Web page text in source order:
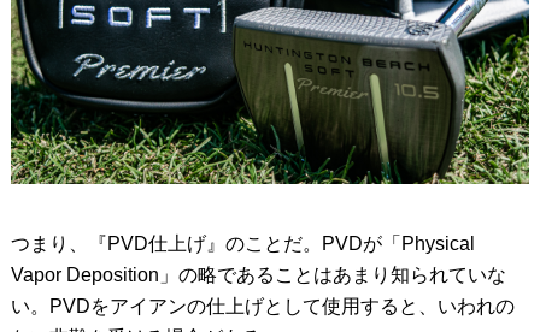
つまり、『PVD仕上げ』のことだ。PVDが「Physical
Vapor Deposition」の略であることはあまり知られていな
い。PVDをアイアンの仕上げとして使用すると、いわれの